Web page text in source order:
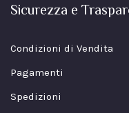
Sicurezza e
Condizioni di Vendita
Pagamenti
Spedizioni